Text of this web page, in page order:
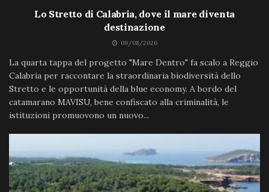
Lo Stretto di Calabria, dove il mare diventa
destinazione
09/08/2026
La quarta tappa del progetto "Mare Dentro" fa scalo a Reggio
Calabria per raccontare la straordinaria biodiversità dello
Stretto e le opportunità della blue economy. A bordo del
catamarano MAVISU, bene confiscato alla criminalità, le
istituzioni promuovono un nuovo...